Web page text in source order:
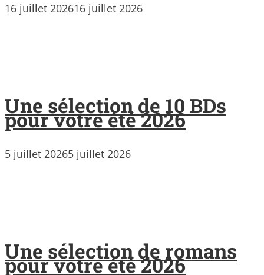
16 juillet 202616 juillet 2026
Une sélection de 10 BDs
pour votre été 2026
5 juillet 20265 juillet 2026
Une sélection de romans
pour votre été 2026